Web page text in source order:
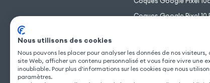
Coques Google Pixel 10
Coques Google Pixel 10
Nous utilisons des cookies
Nous pouvons les placer pour analyser les données de nos
site Web, afficher un contenu personnalisé et vous faire vivre une
inoubliable. Pour plus d'informations sur les cookies que nous
paramètres.